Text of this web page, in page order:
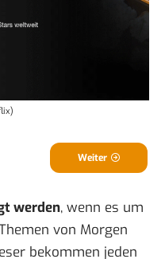
Weiter
werden, wenn es um
von Morgen
bekommen jeden